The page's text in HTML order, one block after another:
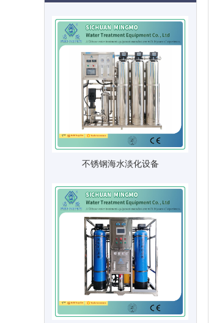
不锈钢海水淡化设备